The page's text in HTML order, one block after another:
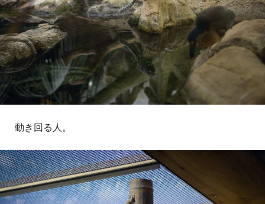
動き回る人。